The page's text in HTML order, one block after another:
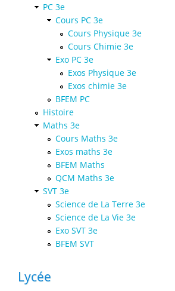
PC 3e
Cours PC 3e
Cours Physique 3e
Cours Chimie 3e
Exo PC 3e
Exos Physique 3e
Exos chimie 3e
BFEM PC
Histoire
Maths 3e
Cours Maths 3e
Exos maths 3e
BFEM Maths
QCM Maths 3e
SVT 3e
Science de La Terre 3e
Science de La Vie 3e
Exo SVT 3e
BFEM SVT
Lycée